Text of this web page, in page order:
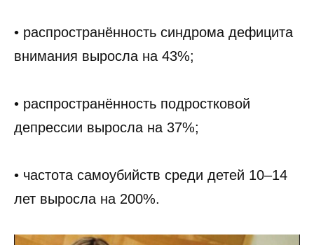
• распространённость синдрома дефицита
внимания выросла на 43%;
• распространённость подростковой
депрессии выросла на 37%;
• частота самоубийств среди детей 10–14
лет выросла на 200%.